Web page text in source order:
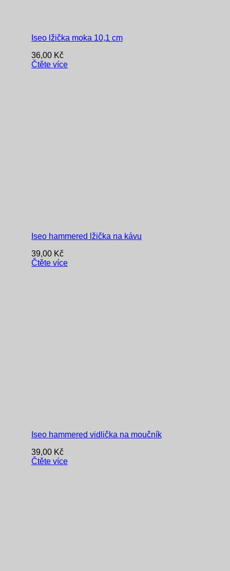
Iseo lžička moka 10,1 cm
36,00 Kč
Čtěte více
Iseo hammered lžička na kávu
39,00 Kč
Čtěte více
Iseo hammered vidlička na moučník
39,00 Kč
Čtěte více